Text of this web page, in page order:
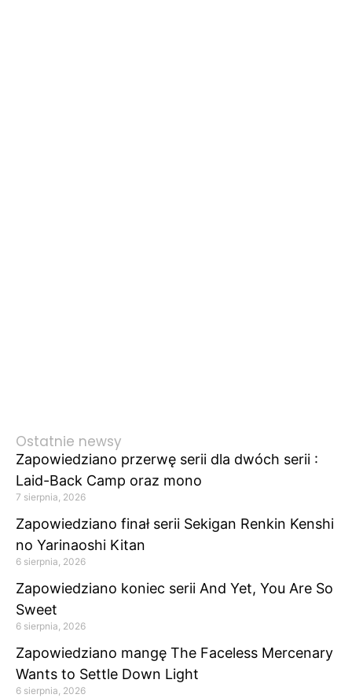
Ostatnie newsy
Zapowiedziano przerwę serii dla dwóch serii :
Laid-Back Camp oraz mono
7 sierpnia, 2026
Zapowiedziano finał serii Sekigan Renkin Kenshi
no Yarinaoshi Kitan
6 sierpnia, 2026
Zapowiedziano koniec serii And Yet, You Are So
Sweet
6 sierpnia, 2026
Zapowiedziano mangę The Faceless Mercenary
Wants to Settle Down Light
6 sierpnia, 2026